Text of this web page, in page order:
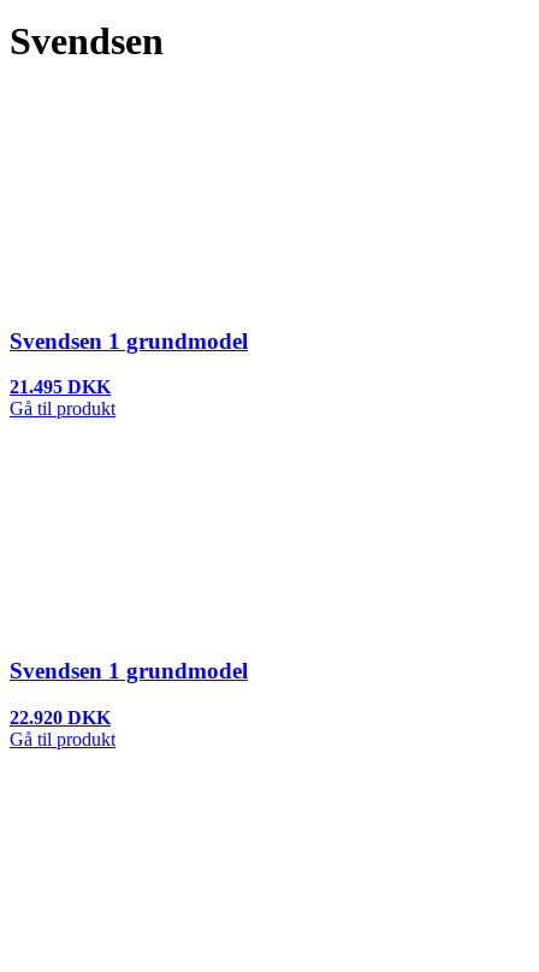
Svendsen
Svendsen 1 grundmodel
21.495 DKK
Gå til produkt
Svendsen 1 grundmodel
22.920 DKK
Gå til produkt